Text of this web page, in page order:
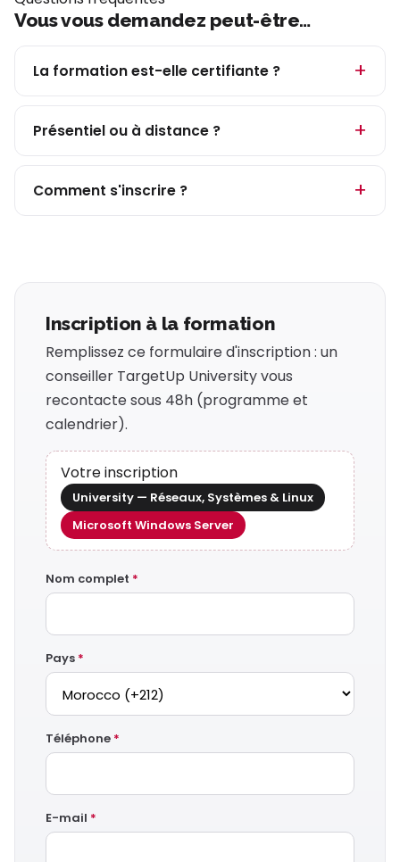
Vous vous demandez peut-être…
La formation est-elle certifiante ?
Présentiel ou à distance ?
Comment s'inscrire ?
Inscription à la formation
Remplissez ce formulaire d'inscription : un
conseiller TargetUp University vous
recontacte sous 48h (programme et
calendrier).
Votre inscription
University — Réseaux, Systèmes & Linux
Microsoft Windows Server
Nom complet *
Pays *
Téléphone *
E-mail *